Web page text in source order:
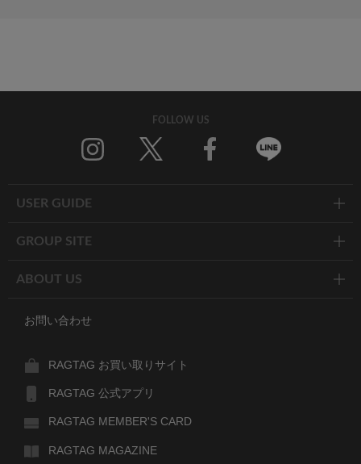
FOLLOW US
USER GUIDE
GROUP SITE
ABOUT US
お問い合わせ
RAGTAG お買い取りサイト
RAGTAG 公式アプリ
RAGTAG MEMBER'S CARD
RAGTAG MAGAZINE